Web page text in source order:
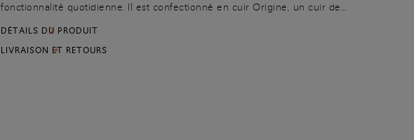
fonctionnalité quotidienne. Il est confectionné en cuir Origine, un cuir de
pigment ni revêtement. Il est également mis en valeur par la Velatura réalisée
à la main qui crée un jeu de nuances sophistiquées. Il se dote d’une poche
DÉTAILS DU PRODUIT
LIVRAISON ET RETOURS